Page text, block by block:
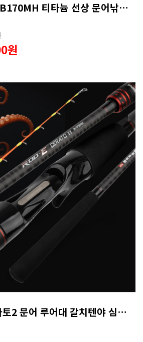
디포이 로드스톤2 B170MH 티타늄 선상 문어낚시대 심해갑오징어 1회 AS
원
디포이 로드 E 세라토2 문어 루어대 갈치텐야 심해갑오징어로드 165MH